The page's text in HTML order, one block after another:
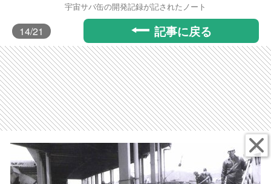
宇宙サバ缶の開発記録が記されたノート
14/21 記事に戻る